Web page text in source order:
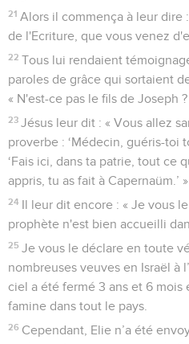
21 Alors il commença à leur dire
de l'Ecriture, que vous venez
22 Tous lui rendaient
paroles de grâce qui sortaient
« N'est-ce pas le fils de Joseph ?
23 Jésus leur dit : « Vous allez
proverbe : ‘Médecin, guéris-toi
‘Fais ici, dans ta patrie, tout ce
appris, tu as fait à Capernaüm.’ »
24 Il leur dit encore : « Je vous
prophète n'est bien accueilli
25 Je vous le déclare en toute
nombreuses veuves en Israël à
ciel a été fermé 3 ans et 6 mois
famine dans tout le pays.
26 Cependant, Elie n’a été